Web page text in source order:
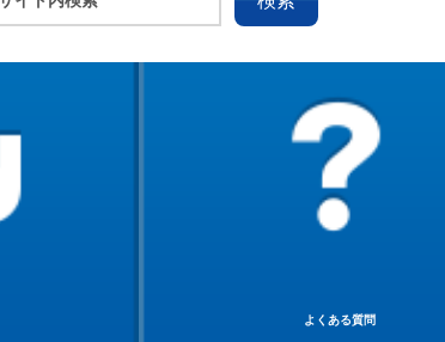
よくある質問